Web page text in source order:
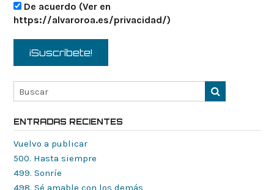
De acuerdo (Ver en
https://alvaroroa.es/privacidad/)
ENTRADAS RECIENTES
Vuelvo a publicar
500. Hasta siempre
499. Sonríe